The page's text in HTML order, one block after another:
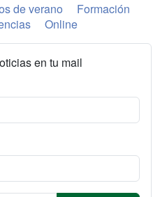
de verano
Formación
Online
en tu mail